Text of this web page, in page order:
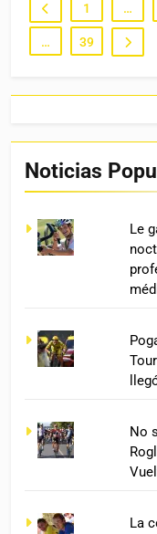
1 …
… 39
Noticias
Le
No
La